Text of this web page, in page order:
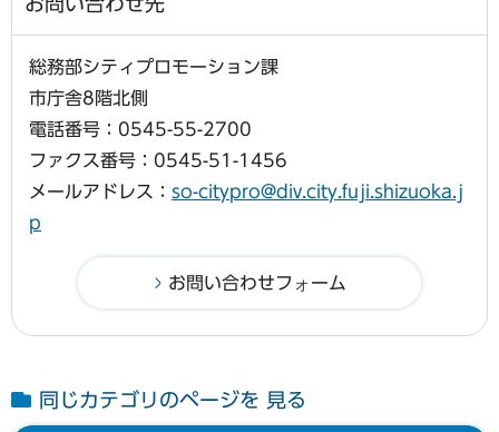
総務部シティプロモーション課
市庁舎8階北側
電話番号：0545-55-2700
ファクス番号：0545-51-1456
メールアドレス： so-citypro@div.city.fuji.shizuoka.j
p
同じカテゴリのページを 見る